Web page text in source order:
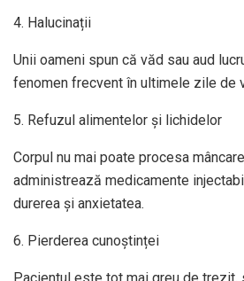
4. Halucinații
Unii oameni spun că văd sau aud
fenomen frecvent în ultimele zile de
5. Refuzul alimentelor și lichidelor
Corpul nu mai poate procesa
administrează medicamente
durerea și anxietatea.
6. Pierderea cunoștinței